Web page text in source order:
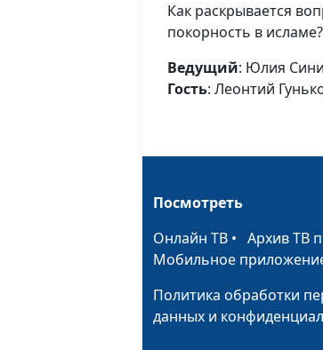
Как раскрывается
покорность в
Ведущий: Юлия
Гость: Леонтий
Посмотреть
Онлайн ТВ • Архив ТВ
Мобильное
Политика обработки
данных и